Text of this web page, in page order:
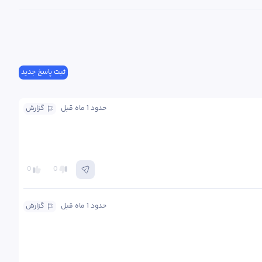
ثبت پاسخ جدید
گزارش حدود 1 ماه قبل
0 0
گزارش حدود 1 ماه قبل